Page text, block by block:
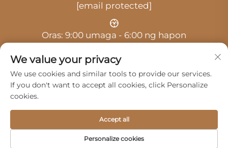
[email protected]
Oras: 9:00 umaga - 6:00 ng hapon
Patakaran sa Pagkakapribado
Mga Produkto Serbisyo
Tungkol Sa Amin
Makipag-ugnayan sa Amin
We value your privacy
We use cookies and similar tools to provide our services.
If you don't want to accept all cookies, click Personalize
cookies.
Personalize cookies
Accept all